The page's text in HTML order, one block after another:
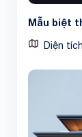
Mẫu biệt
Diện tích